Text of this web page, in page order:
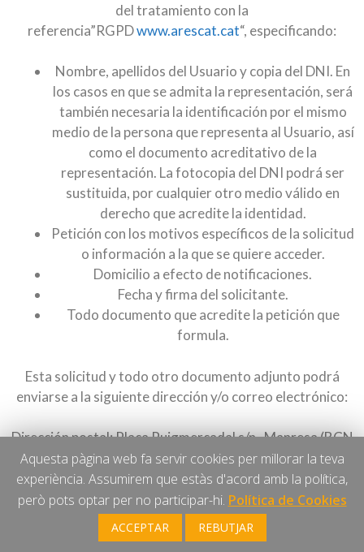
del tratamiento con la
referencia”RGPDwww.arescat.cat“, especificando:
Nombre, apellidos del Usuario y copia del DNI. En
los casos en que se admita la representación, será
también necesaria la identificación por el mismo
medio de la persona que representa al Usuario, así
como el documento acreditativo de la
representación. La fotocopia del DNI podrá ser
sustituida, por cualquier otro medio válido en
derecho que acredite la identidad.
Petición con los motivos específicos de la solicitud
o información a la que se quiere acceder.
Domicilio a efecto de notificaciones.
Fecha y firma del solicitante.
Todo documento que acredite la petición que
formula.
Esta solicitud y todo otro documento adjunto podrá
enviarse a la siguiente dirección y/o correo electrónico:
Dirección postal: Plaça Puigmercadal s/n , Manresa (BCN
) 08242
Correo electrónico:arescat@arescat.cat
Aquesta pàgina web fa servir cookies per millorar la teva
experiència. Assumirem que estàs d'acord amb la política,
però pots optar per no participar-hi. Política de Cookies
ACCEPTAR REBUTJAR